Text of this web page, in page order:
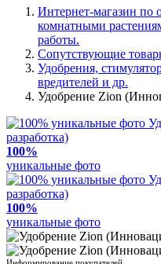
Интернет-магазин по
комнатными
работы.
Сопутствующие
Удобрения,
вредителей и др.
Удобрение Zion
100%
уникальные фото
100%
уникальные фото